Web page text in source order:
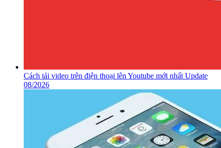
Cách tải video trên điện thoại lên Youtube mới nhất Update
08/2026